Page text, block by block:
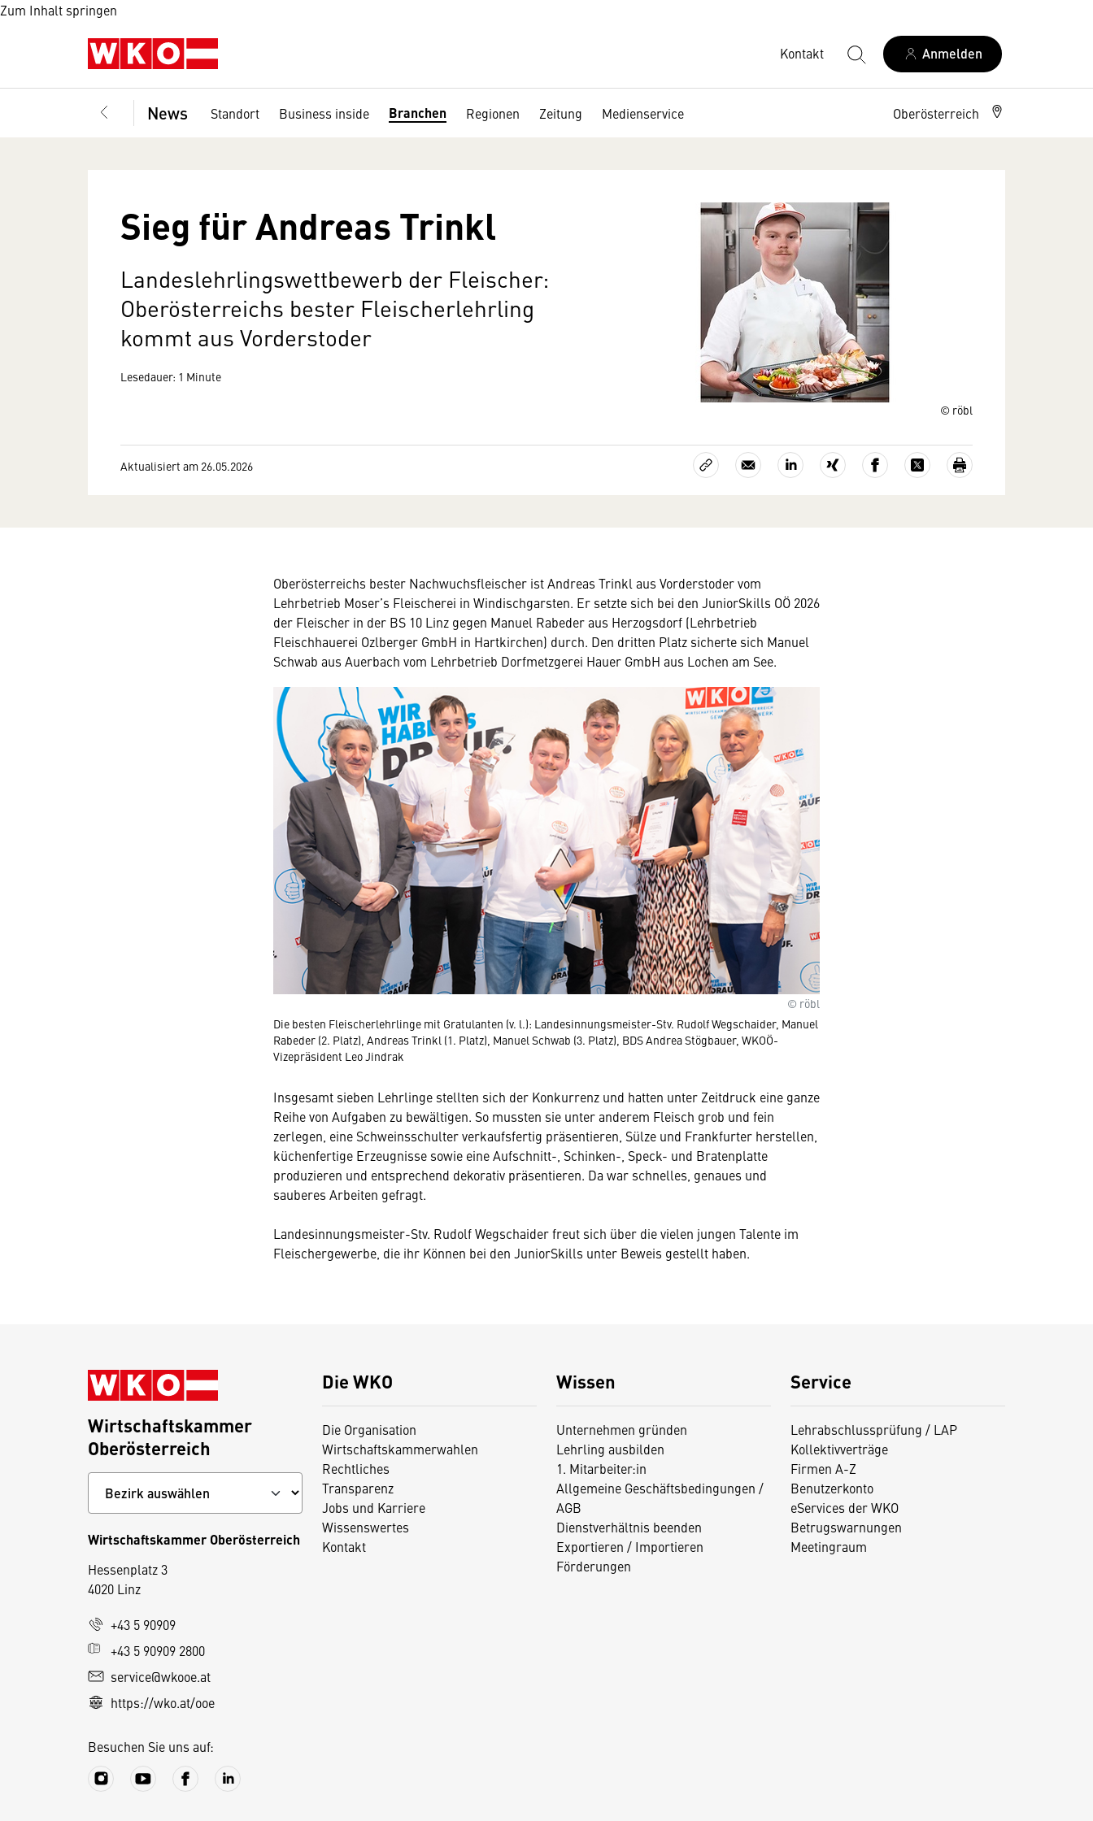
Zum Inhalt springen
Kontakt Anmelden
News Standort Business inside Branchen Regionen Zeitung Medienservice Oberösterreich
© röbl
Sieg für Andreas Trinkl
Landeslehrlingswettbewerb der Fleischer:
Oberösterreichs bester Fleischerlehrling
kommt aus Vorderstoder
Lesedauer: 1 Minute
Aktualisiert am 26.05.2026
Oberösterreichs bester Nachwuchsfleischer ist Andreas Trinkl aus Vorderstoder vom
Lehrbetrieb Moser’s Fleischerei in Windischgarsten. Er setzte sich bei den JuniorSkills OÖ 2026
der Fleischer in der BS 10 Linz gegen Manuel Rabeder aus Herzogsdorf (Lehrbetrieb
Fleischhauerei Ozlberger GmbH in Hartkirchen) durch. Den dritten Platz sicherte sich Manuel
Schwab aus Auerbach vom Lehrbetrieb Dorfmetzgerei Hauer GmbH aus Lochen am See.
© röbl
Die besten Fleischerlehrlinge mit Gratulanten (v. l.): Landesinnungsmeister-Stv. Rudolf Wegschaider, Manuel
Rabeder (2. Platz), Andreas Trinkl (1. Platz), Manuel Schwab (3. Platz), BDS Andrea Stögbauer, WKOÖ-
Vizepräsident Leo Jindrak
Insgesamt sieben Lehrlinge stellten sich der Konkurrenz und hatten unter Zeitdruck eine ganze
Reihe von Aufgaben zu bewältigen. So mussten sie unter anderem Fleisch grob und fein
zerlegen, eine Schweinsschulter verkaufsfertig präsentieren, Sülze und Frankfurter herstellen,
küchenfertige Erzeugnisse sowie eine Aufschnitt-, Schinken-, Speck- und Bratenplatte
produzieren und entsprechend dekorativ präsentieren. Da war schnelles, genaues und
sauberes Arbeiten gefragt.
Landesinnungsmeister-Stv. Rudolf Wegschaider freut sich über die vielen jungen Talente im
Fleischergewerbe, die ihr Können bei den JuniorSkills unter Beweis gestellt haben.
Die WKO
Die Organisation
Wirtschaftskammerwahlen
Rechtliches
Transparenz
Jobs und Karriere
Wissenswertes
Kontakt
Wissen
Unternehmen gründen
Lehrling ausbilden
1. Mitarbeiter:in
Allgemeine Geschäftsbedingungen /
AGB
Dienstverhältnis beenden
Exportieren / Importieren
Förderungen
Service
Lehrabschlussprüfung / LAP
Kollektivverträge
Firmen A-Z
Benutzerkonto
eServices der WKO
Betrugswarnungen
Meetingraum
Wirtschaftskammer
Oberösterreich
Wirtschaftskammer Oberösterreich
Hessenplatz 3
4020 Linz
+43 5 90909
+43 5 90909 2800
service@wkooe.at
https://wko.at/ooe
Besuchen Sie uns auf: